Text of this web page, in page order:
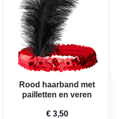
Rood haarband met
pailletten en veren
€ 3,50